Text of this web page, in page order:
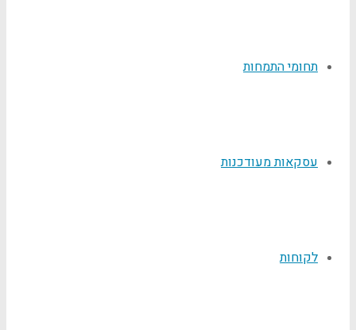
תחומי התמחות
עסקאות מעודכנות
לקוחות